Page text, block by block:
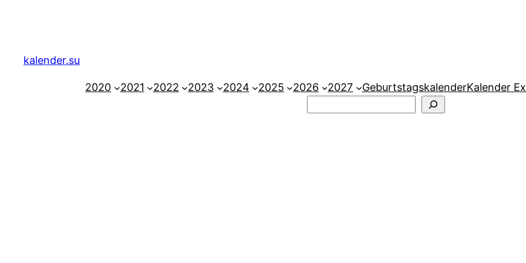
kalender.su
2020 2021 2022 2023 2024 2025 2026 2027 GeburtstagskalenderKalender